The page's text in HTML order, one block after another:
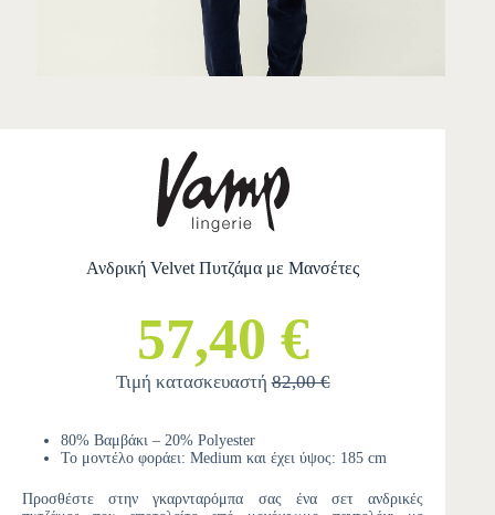
Ανδρική Velvet Πυτζάμα με Μανσέτες
57,40 €
Τιμή κατασκευαστή82,00 €
80% Βαμβάκι – 20% Polyester
Το μοντέλο φοράει: Medium και έχει ύψος: 185 cm
Προσθέστε στην γκαρνταρόμπα σας ένα σετ ανδρικές